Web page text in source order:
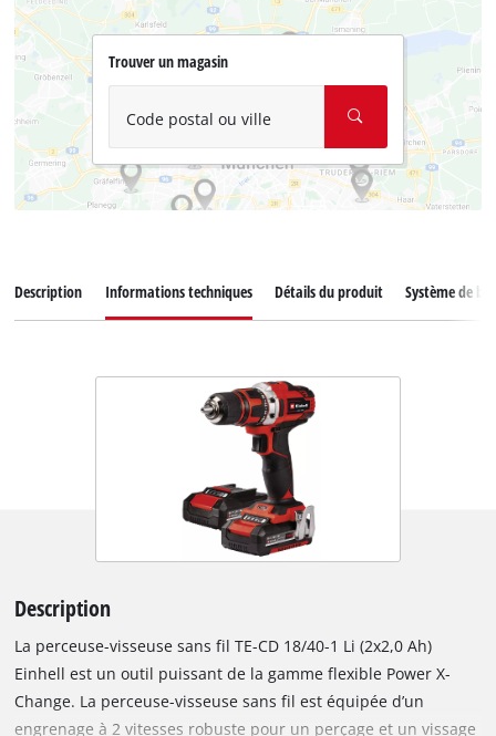
Trouver un magasin
Code postal ou ville
Description Informations techniques Détails du produit Système de
Description
La perceuse-visseuse sans fil TE-CD 18/40-1 Li (2x2,0 Ah)
Einhell est un outil puissant de la gamme flexible Power X-
Change. La perceuse-visseuse sans fil est équipée d’un
engrenage à 2 vitesses robuste pour un perçage et un vissage